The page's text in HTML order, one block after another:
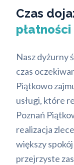
Czas
płatności
Nasz dyżurny
czas
Piątkowo
usługi, które
Poznań
realizacja
większy
przejrzyste